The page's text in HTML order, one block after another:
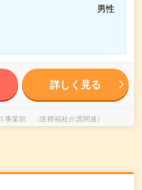
男性
詳しく見る
業部 （医療福祉介護関連）